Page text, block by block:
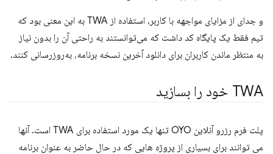
و جدای از مزایای مواجهه با کاربر، استفاده از TWA به این معنی بود که
تیم فقط یک پایگاه کد داشت که می‌توانستند به راحتی آن را بدون نیاز
به منتظر ماندن کاربران برای دانلود آخرین نسخه برنامه، به‌روزرسانی کنند.
TWA خود را بسازید
پلت فرم رزرو آنلاین OYO تنها یک مورد استفاده برای TWA است. آنها
می توانند برای بسیاری از پروژه هایی که در حال حاضر به عنوان برنامه